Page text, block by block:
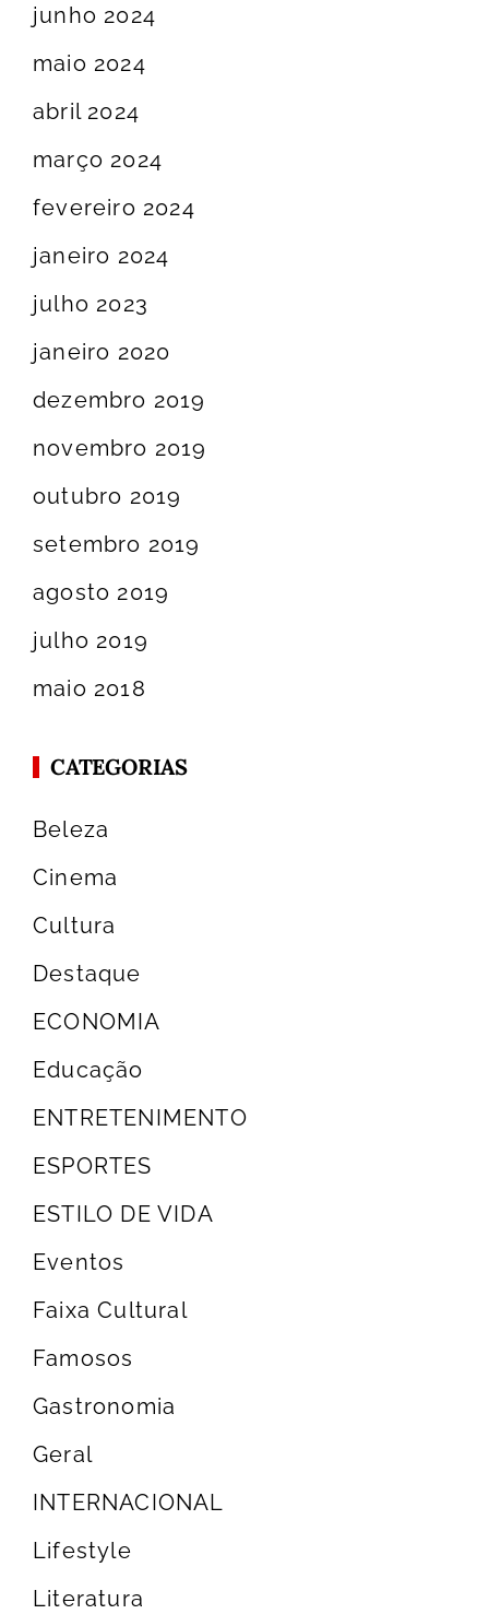
junho 2024
maio 2024
abril 2024
março 2024
fevereiro 2024
janeiro 2024
julho 2023
janeiro 2020
dezembro 2019
novembro 2019
outubro 2019
setembro 2019
agosto 2019
julho 2019
maio 2018
CATEGORIAS
Beleza
Cinema
Cultura
Destaque
ECONOMIA
Educação
ENTRETENIMENTO
ESPORTES
ESTILO DE VIDA
Eventos
Faixa Cultural
Famosos
Gastronomia
Geral
INTERNACIONAL
Lifestyle
Literatura